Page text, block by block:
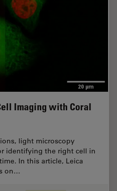
Imaging with Coral
light microscopy
identifying the right cell in
In this article, Leica
on…